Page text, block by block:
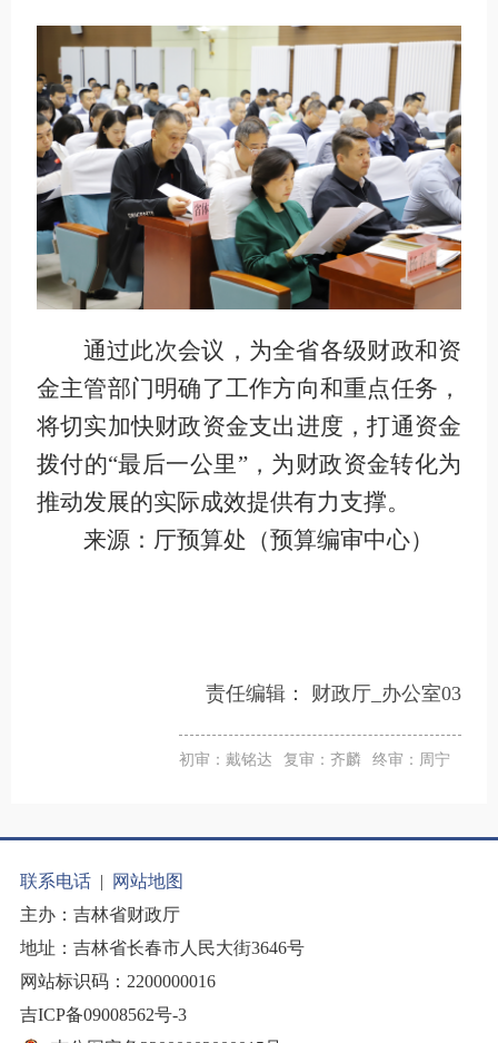
通过此次会议，为全省各级财政和资
金主管部门明确了工作方向和重点任务，
将切实加快财政资金支出进度，打通资金
拨付的“最后一公里”，为财政资金转化为
推动发展的实际成效提供有力支撑。
来源：厅预算处（预算编审中心）
责任编辑： 财政厅_办公室03
初审：戴铭达 复审：齐麟 终审：周宁
联系电话 |
网站地图
主办：吉林省财政厅
地址：吉林省长春市人民大街3646号
网站标识码：2200000016
吉ICP备09008562号-3